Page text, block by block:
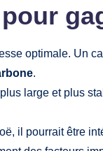
optimale. Un
.
large et plus
il pourrait être